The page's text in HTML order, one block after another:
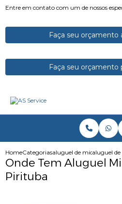
Entre em contato com um de nossos
Faça seu orçamento
Faça seu orçamento
HomeCategoriasaluguel de micro onibus
aluguel
Onde Tem Aluguel
Pirituba